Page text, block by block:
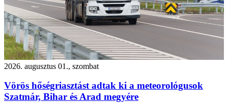
2026. augusztus 01., szombat
Vörös hőségriasztást adtak ki a meteorológusok
Szatmár, Bihar és Arad megyére